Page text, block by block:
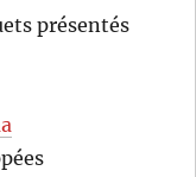
présentés